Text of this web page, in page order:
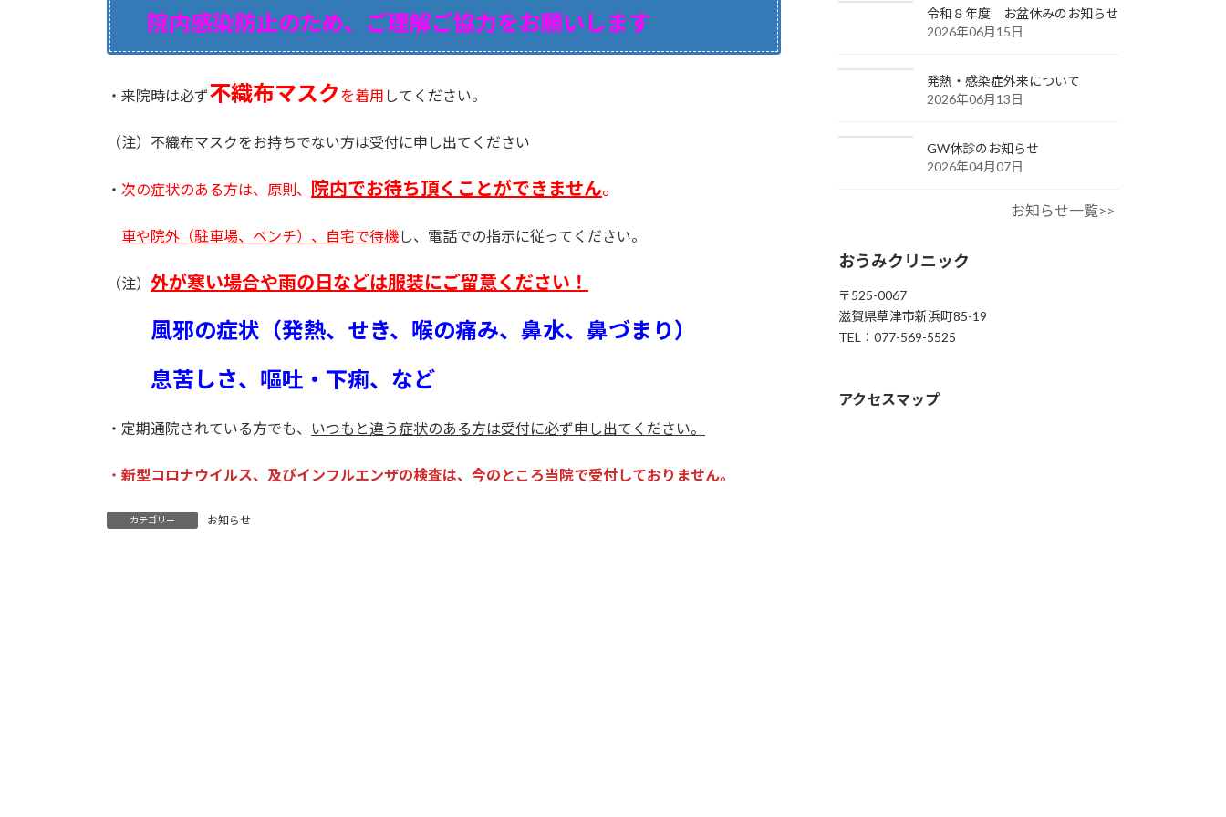
院内感染防止のため、ご理解ご協力をお願いします
・来院時は必ず不織布マスクを着用 してください。
（注）不織布マスクをお持ちでない方は受付に申し出てください
・ 次の症状のある方は、原則、 院内でお待ち頂くことができません。
車や院外（駐車場、ベンチ）、 自宅で待機し、電話での指示に従ってください。
（注） 外が寒い場合や雨の日などは服装にご留意ください！
風邪の症状（発熱、せき、喉の痛み、鼻水、鼻づまり）
息苦しさ、嘔吐・下痢、など
・定期通院されている方でも、 いつもと違う症状のある方は受付に必ず申し出てください。
・ 新型コロナウイルス、及びインフルエンザの検査は、今のところ当院で受付しておりません。
カテゴリー お知らせ
令和８年度 お盆休みのお知らせ
2026年06月15日
発熱・感染症外来について
2026年06月13日
GW休診のお知らせ
2026年04月07日
お知らせ一覧>>
おうみクリニック
〒525-0067
滋賀県草津市新浜町85-19
TEL：077-569-5525
アクセスマップ